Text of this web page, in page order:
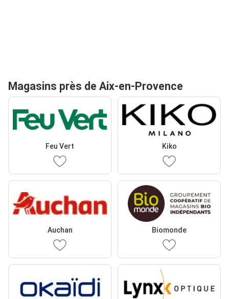
Magasins près de Aix-en-Provence
Feu Vert Kiko
Auchan Biomonde